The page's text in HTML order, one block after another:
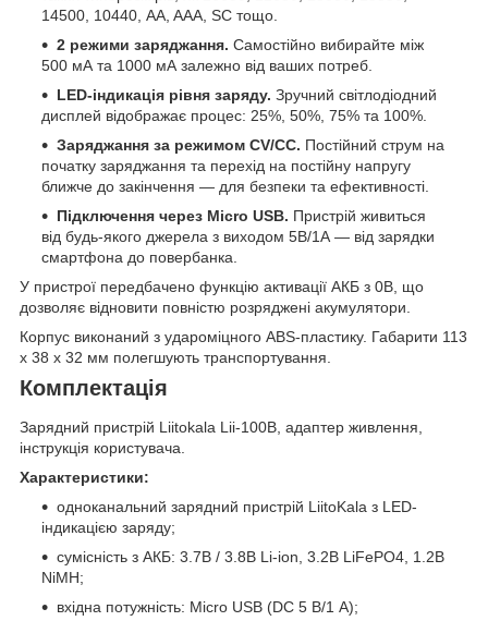
14500, 10440, AA, AAA, SC тощо.
2 режими заряджання. Самостійно вибирайте між
500 мА та 1000 мА залежно від ваших потреб.
LED-індикація рівня заряду. Зручний світлодіодний
дисплей відображає процес: 25%, 50%, 75% та 100%.
Заряджання за режимом CV/CC. Постійний струм на
початку заряджання та перехід на постійну напругу
ближче до закінчення — для безпеки та ефективності.
Підключення через Micro USB. Пристрій живиться
від будь-якого джерела з виходом 5В/1А — від зарядки
смартфона до повербанка.
У пристрої передбачено функцію активації АКБ з 0В, що
дозволяє відновити повністю розряджені акумулятори.
Корпус виконаний з удароміцного ABS-пластику. Габарити 113
х 38 х 32 мм полегшують транспортування.
Комплектація
Зарядний пристрій Liitokala Lii-100B, адаптер живлення,
інструкція користувача.
Характеристики:
одноканальний зарядний пристрій LiitoKala з LED-
індикацією заряду;
сумісність з АКБ: 3.7В / 3.8В Li-ion, 3.2В LiFePO4, 1.2В
NiMH;
вхідна потужність: Micro USB (DC 5 В/1 А);